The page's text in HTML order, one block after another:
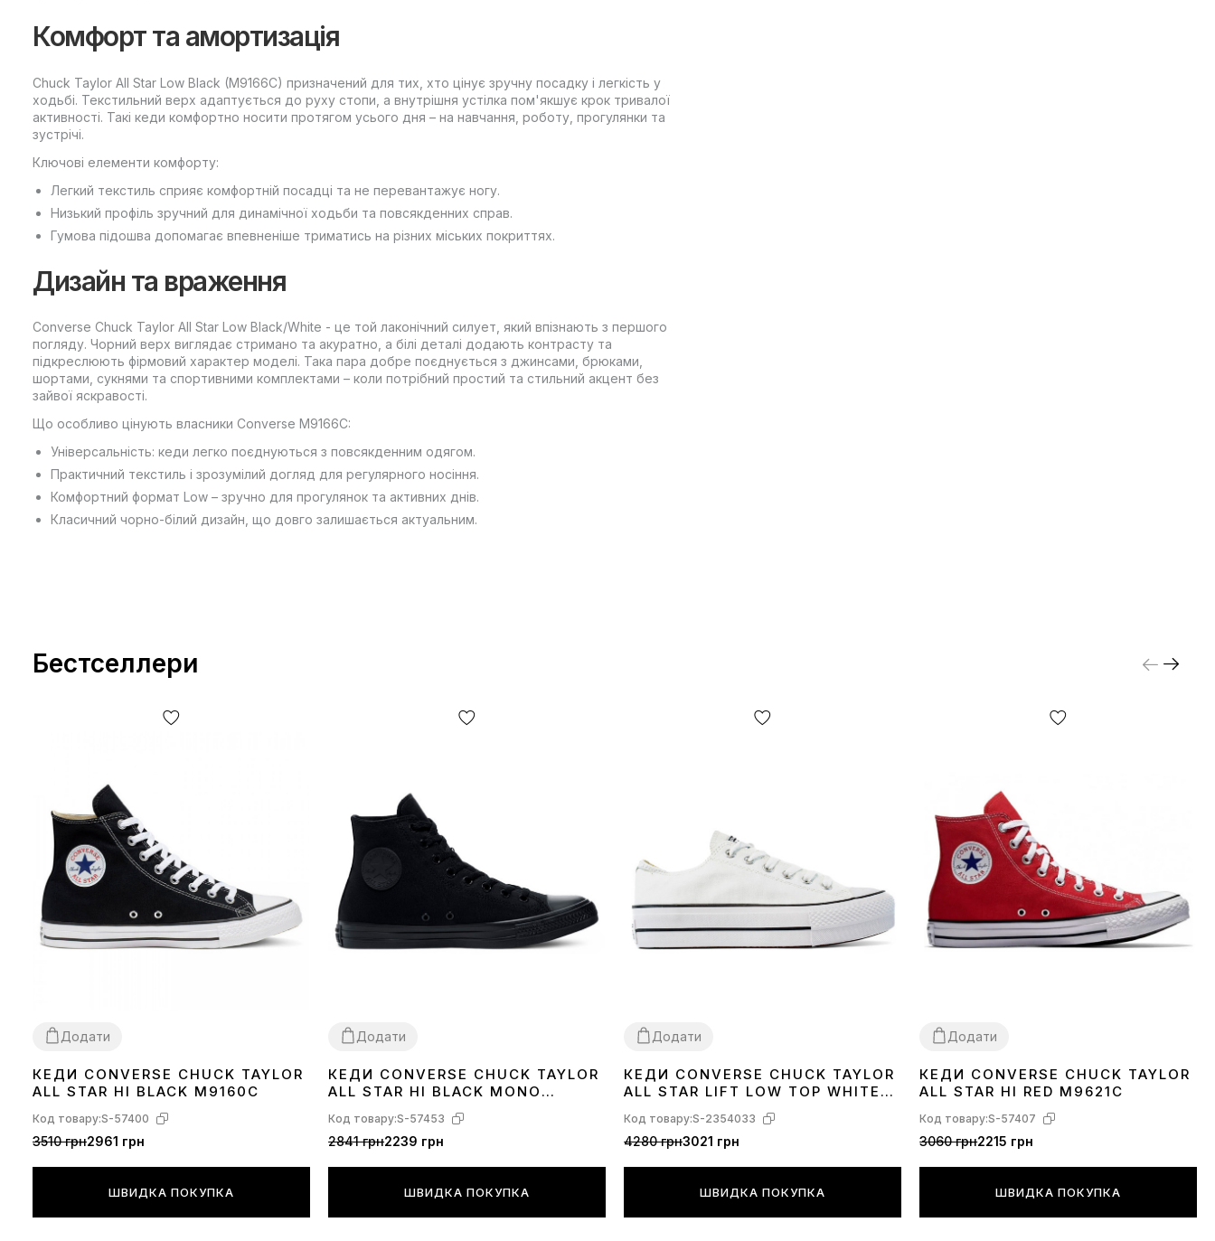
Комфорт та амортизація
Chuck Taylor All Star Low Black (M9166C) призначений для тих, хто цінує зручну посадку і легкість у
ходьбі. Текстильний верх адаптується до руху стопи, а внутрішня устілка пом'якшує крок тривалої
активності. Такі кеди комфортно носити протягом усього дня – на навчання, роботу, прогулянки та
зустрічі.
Ключові елементи комфорту:
Легкий текстиль сприяє комфортній посадці та не перевантажує ногу.
Низький профіль зручний для динамічної ходьби та повсякденних справ.
Гумова підошва допомагає впевненіше триматись на різних міських покриттях.
Дизайн та враження
Converse Chuck Taylor All Star Low Black/White - це той лаконічний силует, який впізнають з першого
погляду. Чорний верх виглядає стримано та акуратно, а білі деталі додають контрасту та
підкреслюють фірмовий характер моделі. Така пара добре поєднується з джинсами, брюками,
шортами, сукнями та спортивними комплектами – коли потрібний простий та стильний акцент без
зайвої яскравості.
Що особливо цінують власники Converse M9166C:
Універсальність: кеди легко поєднуються з повсякденним одягом.
Практичний текстиль і зрозумілий догляд для регулярного носіння.
Комфортний формат Low – зручно для прогулянок та активних днів.
Класичний чорно-білий дизайн, що довго залишається актуальним.
Бестселлери
Додати
36373839 40 41424344
КЕДИ CONVERSE CHUCK TAYLOR
ALL STAR HI BLACK M9160C
Код товару:S-57400
3510 грн2961 грн
ШВИДКА ПОКУПКА
Додати
36373839 4041424344
КЕДИ CONVERSE CHUCK TAYLOR
ALL STAR HI BLACK MONO
Код товару:S-57453
2841 грн2239 грн
ШВИДКА ПОКУПКА
Додати
41424344
КЕДИ CONVERSE CHUCK TAYLOR
ALL STAR LIFT LOW TOP WHITE
Код товару:S-2354033
4280 грн3021 грн
ШВИДКА ПОКУПКА
Додати
36373940 41 424344
КЕДИ CONVERSE CHUCK TAYLOR
ALL STAR HI RED M9621C
Код товару:S-57407
3060 грн2215 грн
ШВИДКА ПОКУПКА